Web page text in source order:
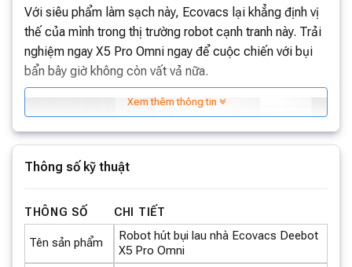
Với siêu phẩm làm sạch này, Ecovacs lại khẳng định vị
thế của mình trong thị trường robot cạnh tranh này. Trải
nghiệm ngay X5 Pro Omni ngay để cuộc chiến với bụi
bẩn bây giờ không còn vất vả nữa.
Xem thêm thông tin
Thông số kỹ thuật
THÔNG SỐ CHI TIẾT
Tên sản phẩm
Robot hút bụi lau nhà Ecovacs Deebot
X5 Pro Omni